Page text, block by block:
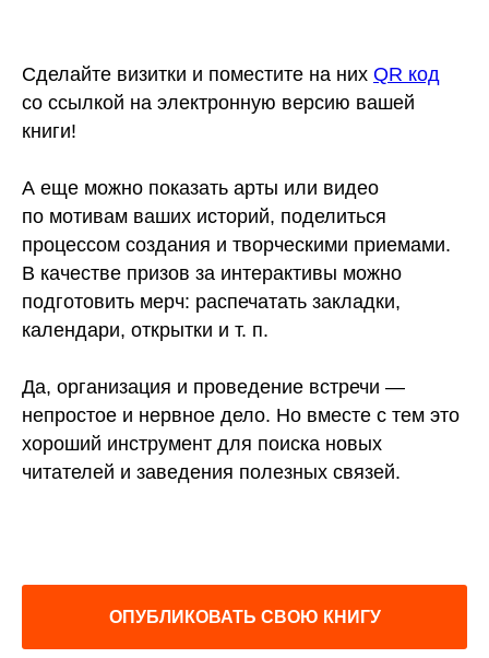
Сделайте визитки и поместите на них QR код
со ссылкой на электронную версию вашей
книги!
А еще можно показать арты или видео
по мотивам ваших историй, поделиться
процессом создания и творческими приемами.
В качестве призов за интерактивы можно
подготовить мерч: распечатать закладки,
календари, открытки и т. п.
Да, организация и проведение встречи —
непростое и нервное дело. Но вместе с тем это
хороший инструмент для поиска новых
читателей и заведения полезных связей.
ОПУБЛИКОВАТЬ СВОЮ КНИГУ